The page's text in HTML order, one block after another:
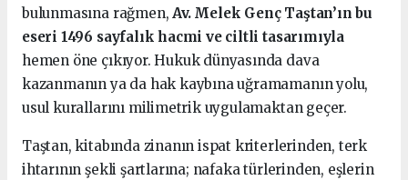
bulunmasına rağmen,Av. Melek Genç Taştan’ın bu
eseri 1496 sayfalık hacmi ve ciltli tasarımıyla
hemen öne çıkıyor. Hukuk dünyasında dava
kazanmanın ya da hak kaybına uğramamanın yolu,
usul kurallarını milimetrik uygulamaktan geçer.
Taştan, kitabında zinanın ispat kriterlerinden, terk
ihtarının şekli şartlarına; nafaka türlerinden, eşlerin